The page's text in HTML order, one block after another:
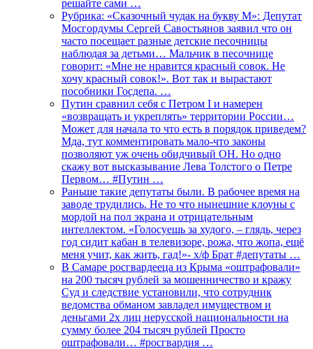
решайте сами …
Рубрика: «Сказочный чудак на букву М»: Депутат
Мосгордумы Сергей Савостьянов заявил что он
часто посещает разные детские песочницы
наблюдая за детьми… Мальчик в песочнице
говорит: «Мне не нравится красный совок. Не
хочу красный совок!». Вот так и вырастают
пособники Госдепа. …
Путин сравнил себя с Петром I и намерен
«возвращать и укреплять» территории России…
Может для начала то что есть в порядок приведем?
Мда, тут комментировать мало-что законы
позволяют уж очень обидчивый ОН. Но одно
скажу вот высказывание Лева Толстого о Петре
Первом… #Путин …
Раньше такие депутаты были. В рабочее время на
заводе трудились. Не то что нынешние клоуны с
мордой на пол экрана и отрицательным
интеллектом. «Голосуешь за худого, – глядь, через
год сидит кабан в телевизоре, рожа, что жопа, ещё
меня учит, как жить, гад!»- х/ф Брат #депутаты …
В Самаре росгвардееца из Крыма «оштрафовали»
на 200 тысяч рублей за мошенничество и кражу
Суд и следствие установили, что сотрудник
ведомства обманом завладел имуществом и
деньгами 2х лиц нерусской национальности на
сумму более 204 тысяч рублей Просто
оштрафовали… #росгвардия …